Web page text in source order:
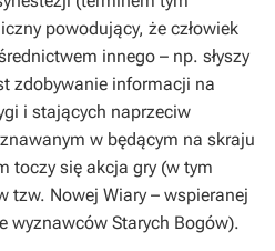
powodujący, że człowiek
innego – np. słyszy
zdobywanie informacji na
i stających naprzeciw
w będącym na skraju
toczy się akcja gry (w tym
tzw. Nowej Wiary – wspieranej
wyznawców Starych Bogów).